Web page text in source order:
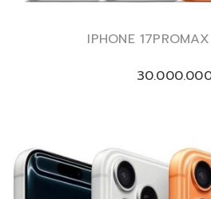
IPHONE